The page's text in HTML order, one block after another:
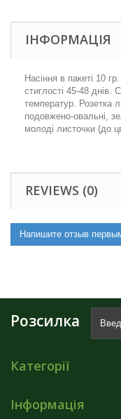
ІНФОРМАЦІЯ
Насіння в пакеті 10
стиглості 45-48 днів.
температур. Розетка
подовжено-овальні,
молоді листочки (до
REVIEWS (0)
Напишите отзыв
Розсилка
Категорії
Інформація